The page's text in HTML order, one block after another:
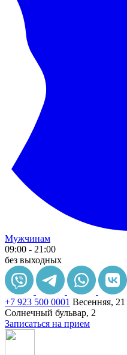
Мужчинам
09:00 - 21:00
без выходных
+7 923 500 0001 Весенняя, 21
Солнечный бульвар, 2
Записаться на прием